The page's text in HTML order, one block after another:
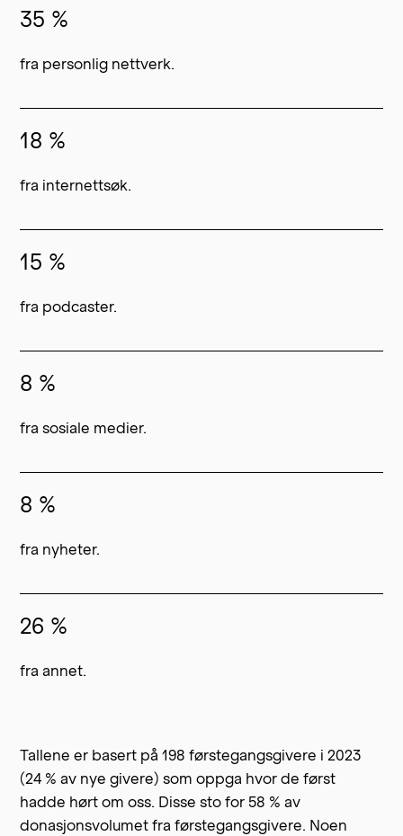
35 %
fra personlig nettverk.
18 %
fra internettsøk.
15 %
fra podcaster.
8 %
fra sosiale medier.
8 %
fra nyheter.
26 %
fra annet.
Tallene er basert på 198 førstegangsgivere i 2023
(24 % av nye givere) som oppga hvor de først
hadde hørt om oss. Disse sto for 58 % av
donasjonsvolumet fra førstegangsgivere. Noen